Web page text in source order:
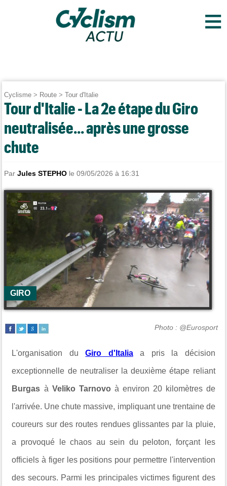
≡
Cyclisme > Route >Tour d'Italie
Tour d'Italie - La 2e étape du Giro
neutralisée... après une grosse
chute
ParJules STEPHO le 09/05/2026 à 16:31
GIRO
Photo : @Eurosport
L'organisation duGiro d'Italiaa pris la décision
exceptionnelle de neutraliser la deuxième étape reliant
Burgas à Veliko Tarnovo à environ 20 kilomètres de
l'arrivée. Une chute massive, impliquant une trentaine de
coureurs sur des routes rendues glissantes par la pluie,
a provoqué le chaos au sein du peloton, forçant les
officiels à figer les positions pour permettre l'intervention
des secours. Parmi les principales victimes figurent des